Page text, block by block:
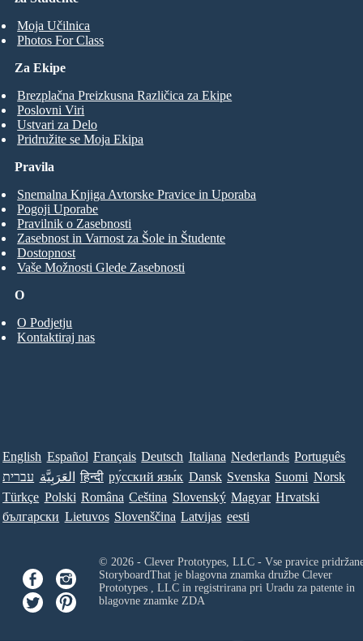
Moja Učilnica
Photos For Class
Za Ekipe
Brezplačna Preizkusna Različica za Ekipe
Poslovni Viri
Ustvari za Delo
Pridružite se Moja Ekipa
O
O Podjetju
Kontaktiraj nas
Pravila
Snemalna Knjiga Avtorske Pravice in Uporaba
Pogoji Uporabe
Pravilnik o Zasebnosti
Zasebnost in Varnost za Šole in Študente
Dostopnost
Vaše Možnosti Glede Zasebnosti
English Español Français Deutsch Italiana Nederlands Português
עברית العَرَبِيَّة हिन्दी ру́сский язы́к Dansk Svenska Suomi Norsk
Türkçe Polski Româna Ceština Slovenský Magyar Hrvatski
български Lietuvos Slovenščina Latvijas eesti
© 2026 - Clever Prototypes, LLC - Vse pravice
StoryboardThat je blagovna znamka družbe Clever
Prototypes , LLCin registrirana pri Uradu za patente in
blagovne znamke ZDA